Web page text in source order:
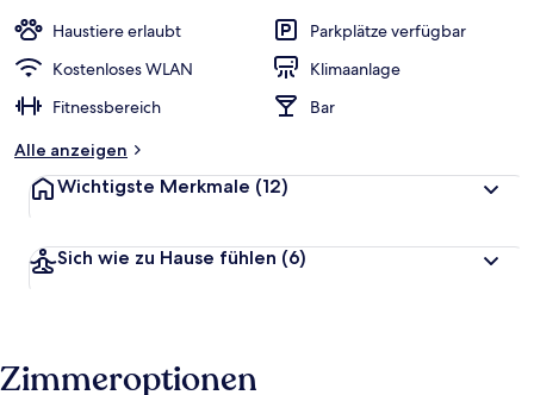
Haustiere erlaubt
Parkplätze verfügbar
Kostenloses WLAN
Klimaanlage
Fitnessbereich
Bar
Alle anzeigen
Wichtigste Merkmale (12)
Sich wie zu Hause fühlen (6)
Zimmeroptionen